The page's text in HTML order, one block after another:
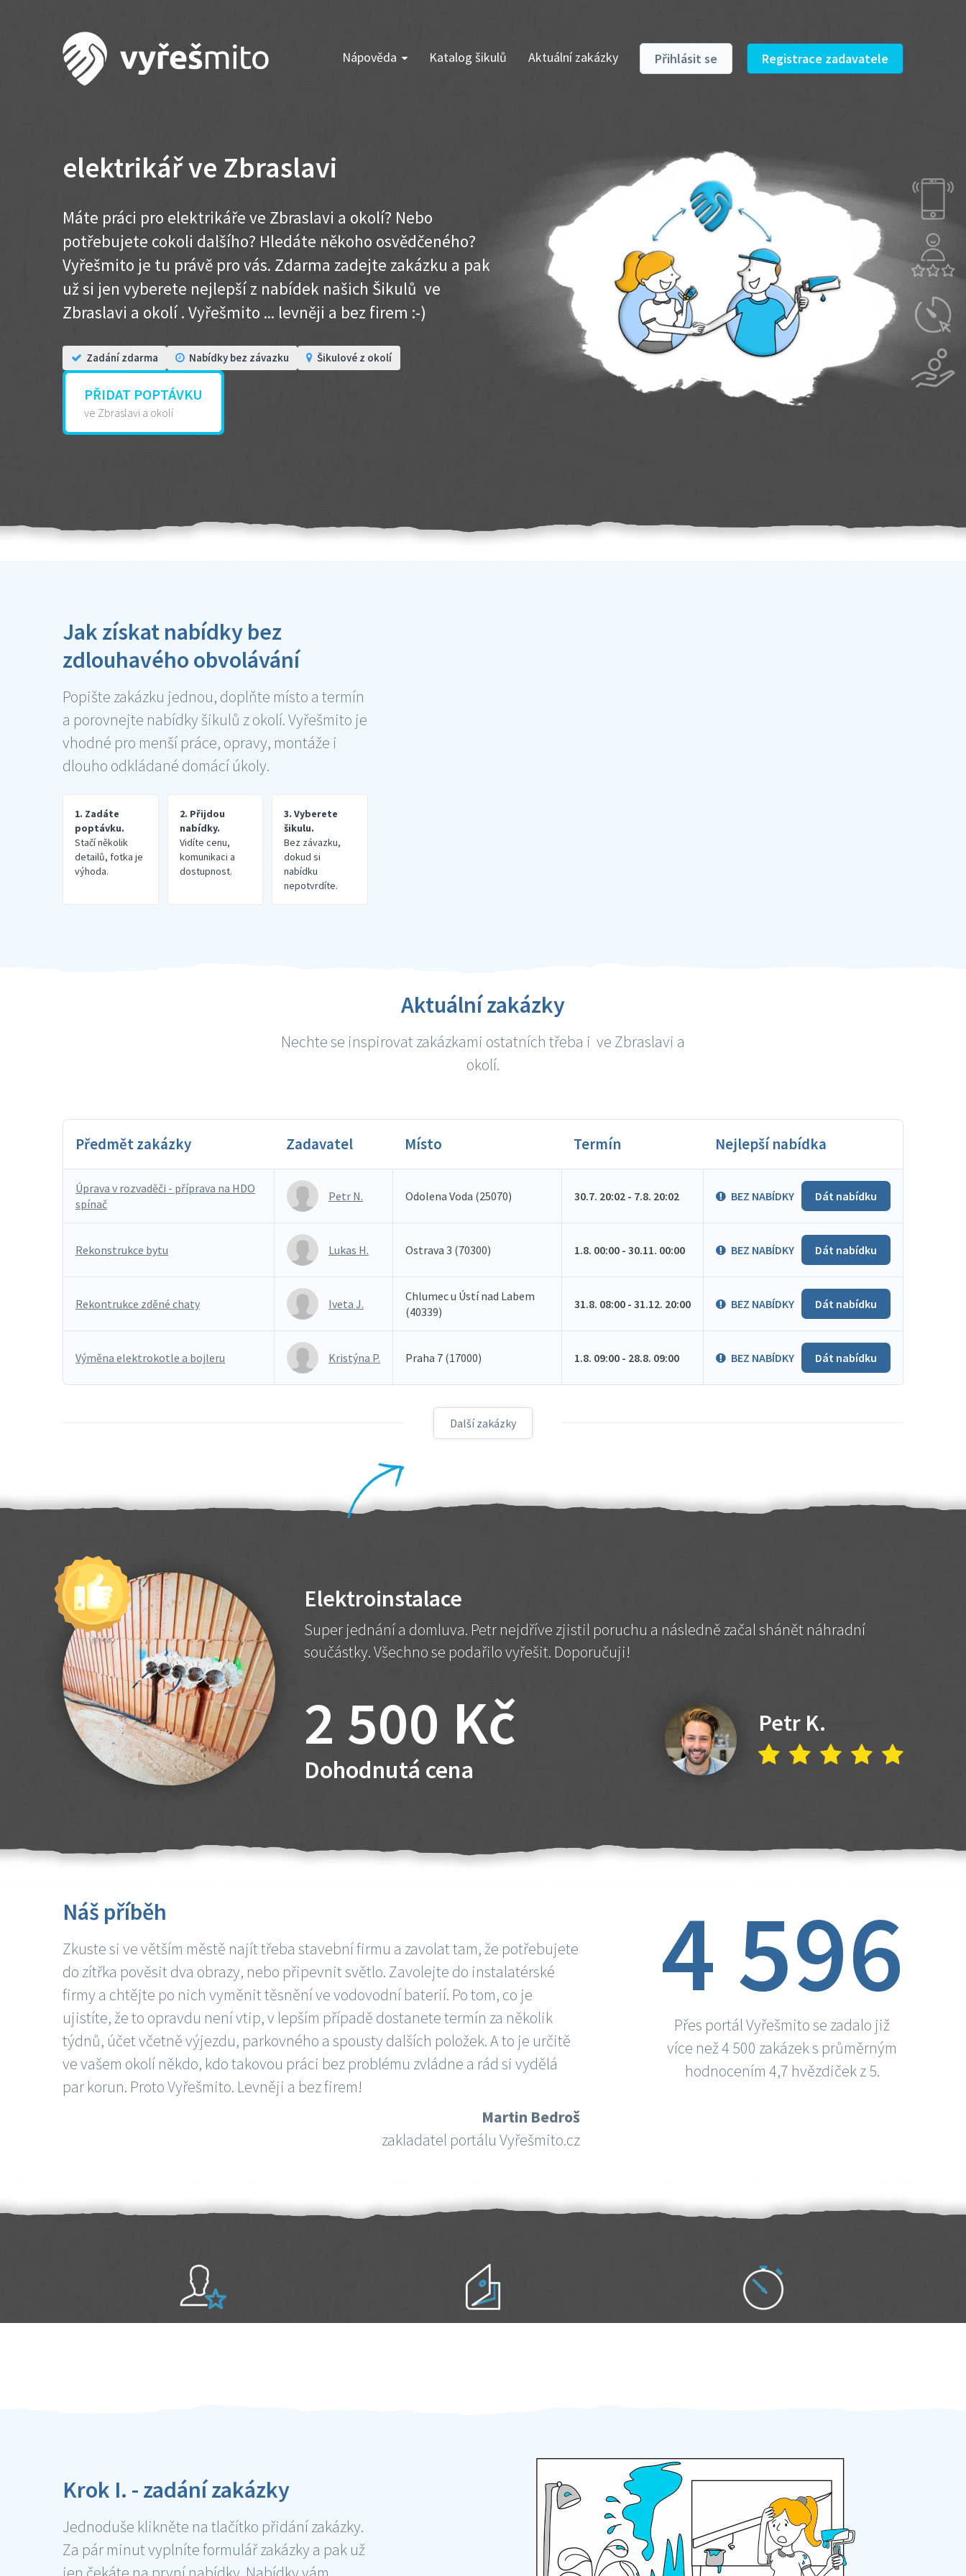
Nápověda Katalog šikulů Aktuální zakázky Přihlásit se Registrace zadavatele
elektrikář ve Zbraslavi
Máte práci pro elektrikáře ve Zbraslavi a okolí? Nebo
potřebujete cokoli dalšího? Hledáte někoho osvědčeného?
Vyřešmito je tu právě pro vás. Zdarma zadejte zakázku a pak
už si jen vyberete nejlepší z nabídek našich Šikulů ve
Zbraslavi a okolí . Vyřešmito ... levněji a bez firem :-)
Zadání zdarma Nabídky bez závazku Šikulové z okolí
PŘIDAT POPTÁVKU
ve Zbraslavi a okolí
Jak získat nabídky bez
zdlouhavého obvolávání
Popište zakázku jednou, doplňte místo a termín
a porovnejte nabídky šikulů z okolí. Vyřešmito je
vhodné pro menší práce, opravy, montáže i
dlouho odkládané domácí úkoly.
1. Zadáte
poptávku.
Stačí několik
detailů, fotka je
výhoda.
2. Přijdou
nabídky.
Vidíte cenu,
komunikaci a
dostupnost.
3. Vyberete
šikulu.
Bez závazku,
dokud si
nabídku
nepotvrdíte.
Aktuální zakázky
Nechte se inspirovat zakázkami ostatních třeba i ve Zbraslavi a
okolí.
Předmět zakázky Zadavatel Místo Termín Nejlepší nabídka
Úprava v rozvaděči - příprava na HDO
spínač
Petr N. Odolena Voda (25070) 30.7. 20:02 - 7.8. 20:02 BEZ NABÍDKY Dát nabídku
Rekonstrukce bytu Lukas H. Ostrava 3 (70300) 1.8. 00:00 - 30.11. 00:00 BEZ NABÍDKY Dát nabídku
Rekontrukce zděné chaty Iveta J.
Chlumec u Ústí nad Labem
(40339)
31.8. 08:00 - 31.12. 20:00 BEZ NABÍDKY Dát nabídku
Výměna elektrokotle a bojleru Kristýna P. Praha 7 (17000) 1.8. 09:00 - 28.8. 09:00 BEZ NABÍDKY Dát nabídku
Další zakázky
Elektroinstalace
Super jednání a domluva. Petr nejdříve zjistil poruchu a následně začal shánět náhradní
součástky. Všechno se podařilo vyřešit. Doporučuji!
2 500 Kč
Dohodnutá cena
Petr K.
Náš příběh
Zkuste si ve větším městě najít třeba stavební firmu a zavolat tam, že potřebujete
do zítřka pověsit dva obrazy, nebo připevnit světlo. Zavolejte do instalatérské
firmy a chtějte po nich vyměnit těsnění ve vodovodní baterií. Po tom, co je
ujistíte, že to opravdu není vtip, v lepším případě dostanete termín za několik
týdnů, účet včetně výjezdu, parkovného a spousty dalších položek. A to je určitě
ve vašem okolí někdo, kdo takovou práci bez problému zvládne a rád si vydělá
par korun. Proto Vyřešmito. Levněji a bez firem!
Martin Bedroš
zakladatel portálu Vyřešmito.cz
4 596
Přes portál Vyřešmito se zadalo již
více než 4 500 zakázek s průměrným
hodnocením 4,7 hvězdiček z 5.
Krok I. - zadání zakázky
Jednoduše klikněte na tlačítko přidání zakázky.
Za pár minut vyplníte formulář zakázky a pak už